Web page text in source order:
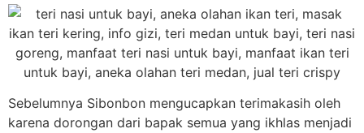
Sebelumnya Sibonbon mengucapkan terimakasih oleh
karena dorongan dari bapak semua yang ikhlas menjadi